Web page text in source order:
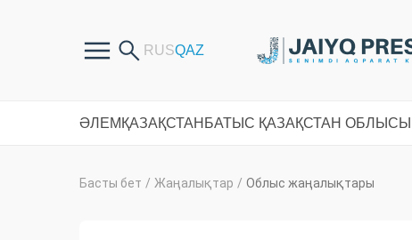
ӘЛЕМ ҚАЗАҚСТАН БАТЫС ҚАЗАҚСТАН ОБЛЫСЫ
Басты бет / Жаңалықтар / Облыс жаңалықтары